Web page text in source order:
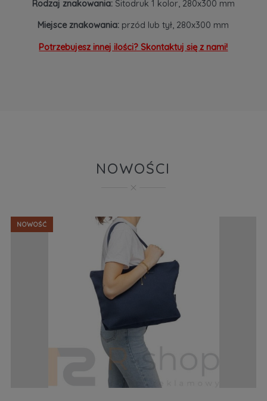
Rodzaj znakowania:Sitodruk 1 kolor, 280x300 mm
Miejsce znakowania: przód lub tył, 280x300 mm
Potrzebujesz innej ilości? Skontaktuj się z nami!
NOWOŚCI
NOWOŚĆ